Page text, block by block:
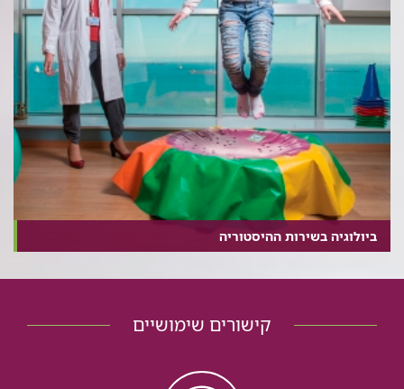
ביולוגיה בשירות ההיסטוריה
קישורים שימושיים